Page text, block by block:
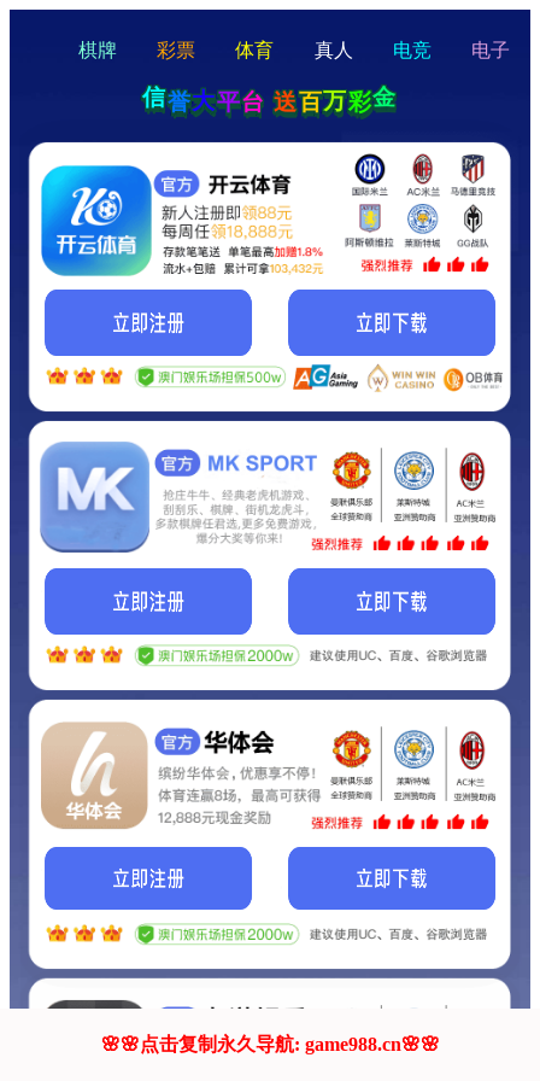
hello
Hey Guys!
我们即将上线啦...
我们的网站正在建设.
它将是非常棒的网站.
联系我们!